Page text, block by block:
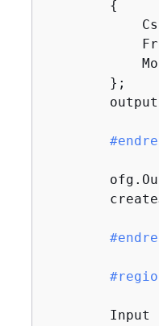
{
        };
#
#
#
Input